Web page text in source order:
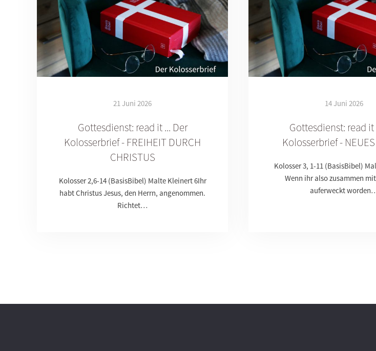
21 Juni 2026
Gottesdienst: read it ... Der
Kolosserbrief - FREIHEIT DURCH
CHRISTUS
Kolosser 2,6-14 (BasisBibel) Malte Kleinert 6Ihr
habt Christus Jesus, den Herrn, angenommen.
Richtet…
14 Juni 2026
Gottesdienst: read it
Kolosserbrief -
Kolosser 3, 1-11 (BasisBibel)
Wenn ihr also zusammen
auferweckt